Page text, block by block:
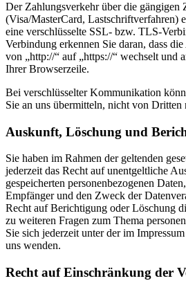
Der Zahlungsverkehr über die gängigen
(Visa/MasterCard, Lastschriftverfahren)
eine verschlüsselte SSL- bzw. TLS-
Verbindung erkennen Sie daran, dass
von „http://“ auf „https://“ wechselt und
Ihrer Browserzeile.
Bei verschlüsselter Kommunikation
Sie an uns übermitteln, nicht von Dritten
Auskunft, Löschung und
Sie haben im Rahmen der geltenden
jederzeit das Recht auf unentgeltliche
gespeicherten personenbezogenen
Empfänger und den Zweck der
Recht auf Berichtigung oder Löschung
zu weiteren Fragen zum Thema
Sie sich jederzeit unter der im
uns wenden.
Recht auf Einschränkung der